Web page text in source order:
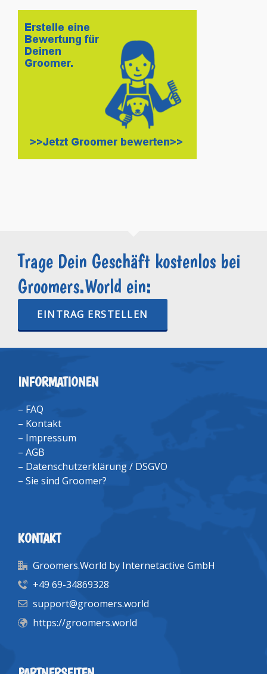
Trage Dein Geschäft kostenlos bei
Groomers.World ein:
EINTRAG ERSTELLEN
INFORMATIONEN
– FAQ
– Kontakt
– Impressum
– AGB
– Datenschutzerklärung / DSGVO
– Sie sind Groomer?
KONTAKT
Groomers.World by Internetactive GmbH
+49 69-34869328
support@groomers.world
https://groomers.world